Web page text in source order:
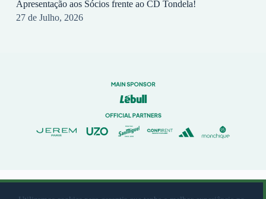
Apresentação aos Sócios frente ao CD Tondela!
27 de Julho, 2026